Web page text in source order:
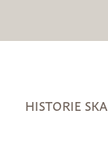
HISTORIE